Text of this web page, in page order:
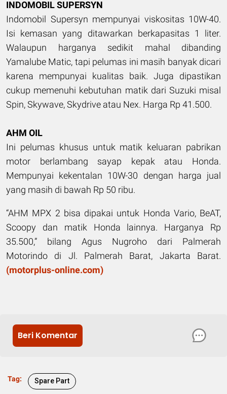
INDOMOBIL SUPERSYN
Indomobil Supersyn mempunyai viskositas 10W-40.
Isi kemasan yang ditawarkan berkapasitas 1 liter.
Walaupun harganya sedikit mahal dibanding
Yamalube Matic, tapi pelumas ini masih banyak dicari
karena mempunyai kualitas baik. Juga dipastikan
cukup memenuhi kebutuhan matik dari Suzuki misal
Spin, Skywave, Skydrive atau Nex. Harga Rp 41.500.
AHM OIL
Ini pelumas khusus untuk matik keluaran pabrikan
motor berlambang sayap kepak atau Honda.
Mempunyai kekentalan 10W-30 dengan harga jual
yang masih di bawah Rp 50 ribu.
“AHM MPX 2 bisa dipakai untuk Honda Vario, BeAT,
Scoopy dan matik Honda lainnya. Harganya Rp
35.500,” bilang Agus Nugroho dari Palmerah
Motorindo di Jl. Palmerah Barat, Jakarta Barat.
(motorplus-online.com)
Beri Komentar
Tag: Spare Part